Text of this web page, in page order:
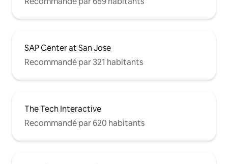
SAP Center at San Jose
Recommandé par 321 habitants
The Tech Interactive
Recommandé par 620 habitants